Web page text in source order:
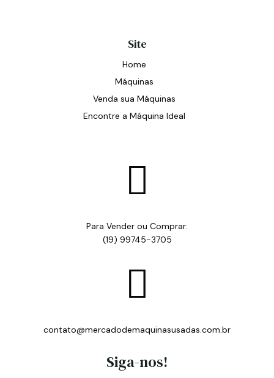
Site
Home
Máquinas
Venda sua Máquinas
Encontre a Máquina Ideal

Para Vender ou Comprar:
(19) 99745-3705

contato@mercadodemaquinasusadas.com.br
Siga-nos!